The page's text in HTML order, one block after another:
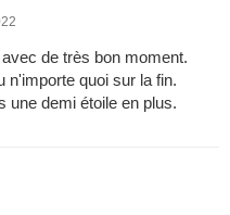
de très bon moment.
n'importe quoi sur la fin.
une demi étoile en plus.